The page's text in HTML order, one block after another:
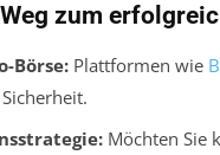
zum
Börse:Plattformen wie
Möchten Sie